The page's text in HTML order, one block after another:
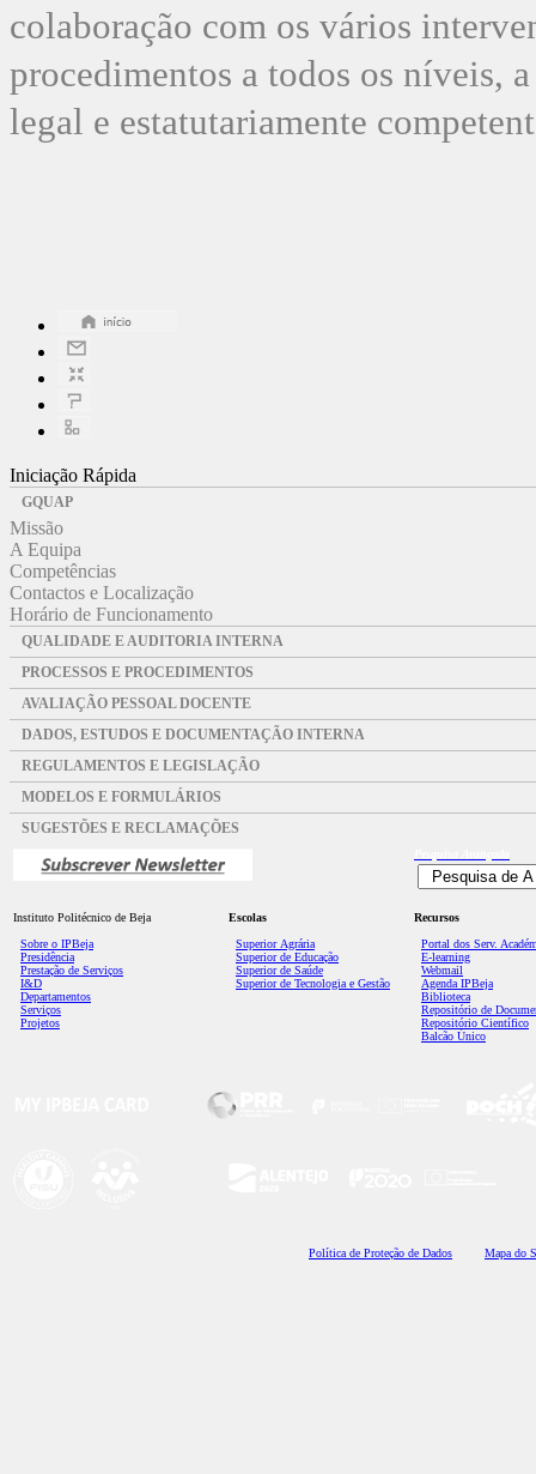
colaboração com os vários
procedimentos a todos os níveis,
legal e estatutariamente
Iniciação Rápida
GQUAP
Missão
A Equipa
Competências
Contactos e Localização
Horário de Funcionamento
QUALIDADE E AUDITORIA INTERNA
PROCESSOS E PROCEDIMENTOS
AVALIAÇÃO PESSOAL DOCENTE
DADOS, ESTUDOS E DOCUMENTAÇÃO INTERNA
REGULAMENTOS E LEGISLAÇÃO
MODELOS E FORMULÁRIOS
SUGESTÕES E RECLAMAÇÕES
Instituto Politécnico de Beja
Sobre o IPBeja
Presidência
Prestação de Serviços
I&D
Departamentos
Serviços
Projetos
Escolas
Superior Agrária
Superior de Educação
Superior de Saúde
Superior de Tecnologia e Gestão
Recursos
Portal dos Serv.
E-learning
Webmail
Agenda IPBeja
Biblioteca
Repositório de
Repositório Científico
Balcão Único
Política de Proteção de Dados Mapa do